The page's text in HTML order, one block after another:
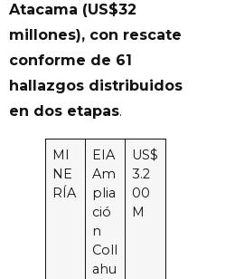
Atacama (US$32
millones), con rescate
conforme de 61
hallazgos distribuidos
en dos etapas.
MI
NE
RÍA
EIA
Am
plia
ció
n
Coll
ahu
US$
3.2
00
M